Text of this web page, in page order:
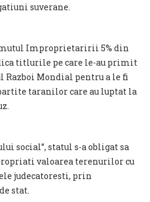
suverane.
Improprietaririi 5% din
titlurile pe care le-au primit
Mondial pentru a le fi
taranilor care au luptat la
social”, statul s-a obligat sa
valoarea terenurilor cu
judecatoresti, prin
stat.